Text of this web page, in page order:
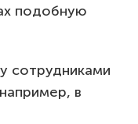
подобную
сотрудниками
в